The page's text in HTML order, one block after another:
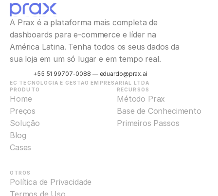
A Prax é a plataforma mais completa de
dashboards para e-commerce e líder na
América Latina. Tenha todos os seus dados da
sua loja em um só lugar e em tempo real.
+55 51 99707-0088 — eduardo@prax.ai
EC TECNOLOGIA E GESTAO EMPRESARIAL LTDA
PRODUTO
Home
Preços
Solução
Blog
Cases
RECURSOS
Método Prax
Base de Conhecimento
Primeiros Passos
OTROS
Política de Privacidade
Termos de Uso